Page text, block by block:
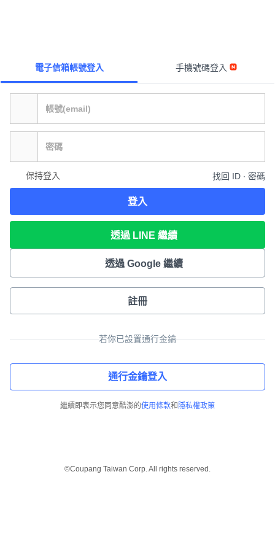
電子信箱帳號登入 手機號碼登入
保持登入 找回 ID ∙ 密碼
登入
透過 LINE 繼續
透過 Google 繼續
註冊
若你已設置通行金鑰
通行金鑰登入
繼續即表示您同意酷澎的使用條款和 隱私權政策
©Coupang Taiwan Corp. All rights reserved.